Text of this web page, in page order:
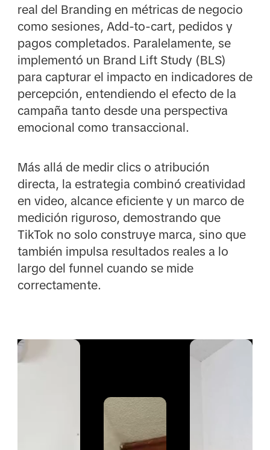
real del Branding en métricas de negocio
como sesiones, Add-to-cart, pedidos y
pagos completados. Paralelamente, se
implementó un Brand Lift Study (BLS)
para capturar el impacto en indicadores de
percepción, entendiendo el efecto de la
campaña tanto desde una perspectiva
emocional como transaccional.
Más allá de medir clics o atribución
directa, la estrategia combinó creatividad
en video, alcance eficiente y un marco de
medición riguroso, demostrando que
TikTok no solo construye marca, sino que
también impulsa resultados reales a lo
largo del funnel cuando se mide
correctamente.